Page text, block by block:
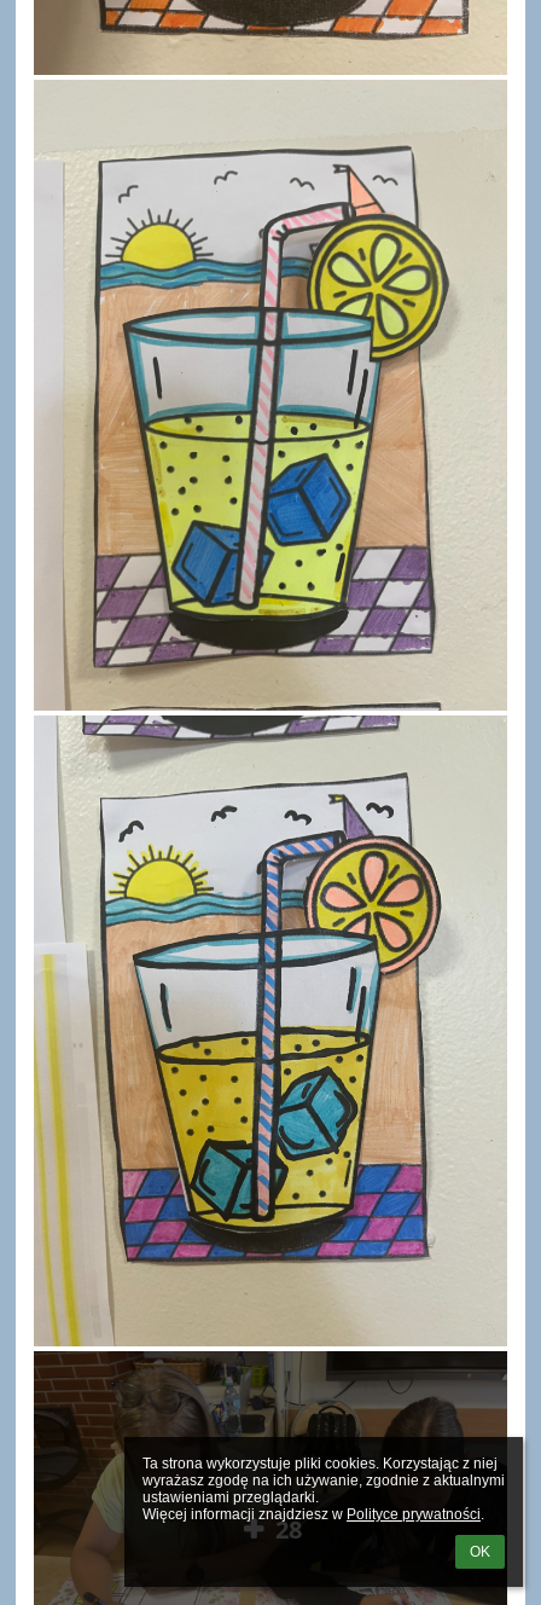
Ta strona wykorzystuje pliki cookies. Korzystając z niej
wyrażasz zgodę na ich używanie, zgodnie z aktualnymi
ustawieniami przeglądarki.
Więcej informacji znajdziesz w Polityce prywatności.
OK
28